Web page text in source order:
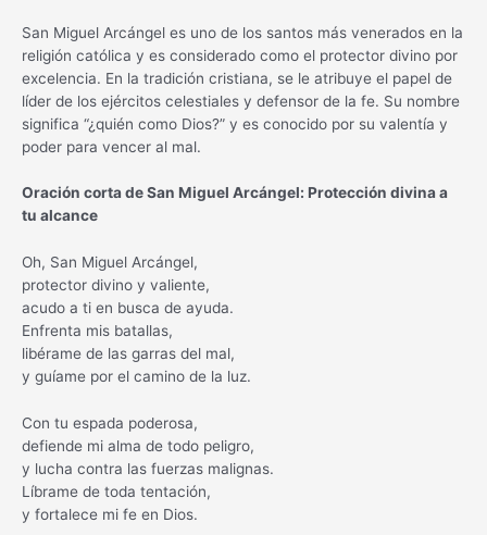
San Miguel Arcángel es uno de los santos más venerados en la
religión católica y es considerado como el protector divino por
excelencia. En la tradición cristiana, se le atribuye el papel de
líder de los ejércitos celestiales y defensor de la fe. Su nombre
significa “¿quién como Dios?” y es conocido por su valentía y
poder para vencer al mal.
Oración corta de San Miguel Arcángel: Protección divina a
tu alcance
Oh, San Miguel Arcángel,
protector divino y valiente,
acudo a ti en busca de ayuda.
Enfrenta mis batallas,
libérame de las garras del mal,
y guíame por el camino de la luz.
Con tu espada poderosa,
defiende mi alma de todo peligro,
y lucha contra las fuerzas malignas.
Líbrame de toda tentación,
y fortalece mi fe en Dios.